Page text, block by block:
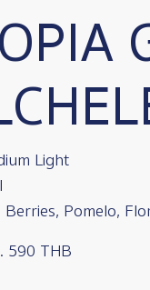
Light
Pomelo,
590 THB